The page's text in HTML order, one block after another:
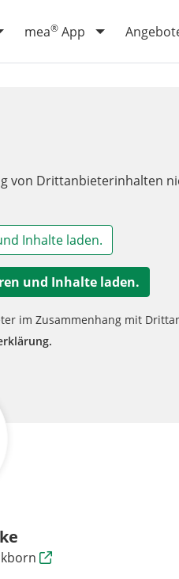
mea® App
von Drittanbieterinhalten
Inhalte laden.
und Inhalte laden.
im Zusammenhang mit